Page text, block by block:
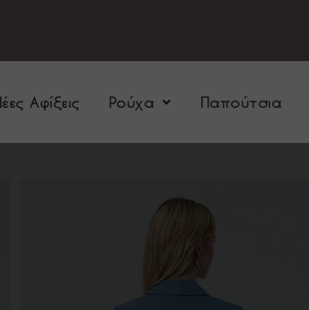
Αφίξεις Ρούχα Παπούτσια